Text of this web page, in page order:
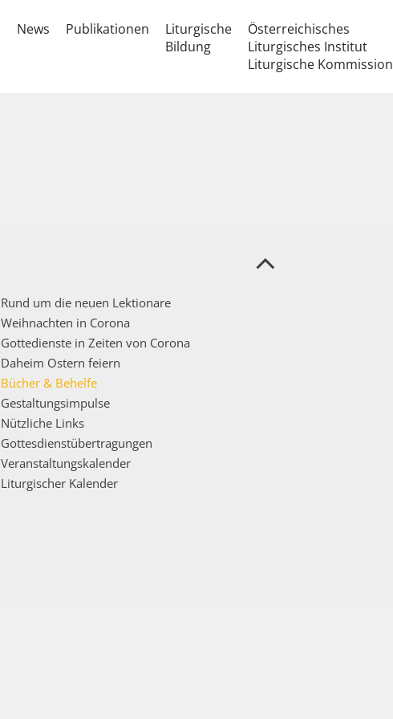
News Publikationen
Liturgische
Bildung
Österreichisches
Liturgisches Institut
Liturgische Kommission
Rund um die neuen Lektionare
Weihnachten in Corona
Gottedienste in Zeiten von Corona
Daheim Ostern feiern
Bücher & Behelfe
Gestaltungsimpulse
Nützliche Links
Gottesdienstübertragungen
Veranstaltungskalender
Liturgischer Kalender